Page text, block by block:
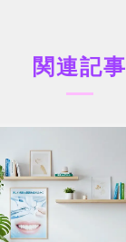
関連記事